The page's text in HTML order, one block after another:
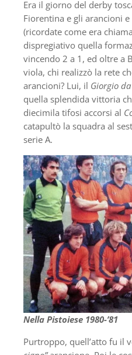
Era il giorno del derby
Fiorentina e gli arancioni e
(ricordate come era
dispregiativo quella
vincendo 2 a 1, ed oltre a
viola, chi realizzò la rete
arancioni? Lui, il Giorgio
quella splendida vittoria
diecimila tifosi accorsi al
catapultò la squadra al
serie A.
Nella Pistoiese 1980-’81
Purtroppo, quell’atto fu il